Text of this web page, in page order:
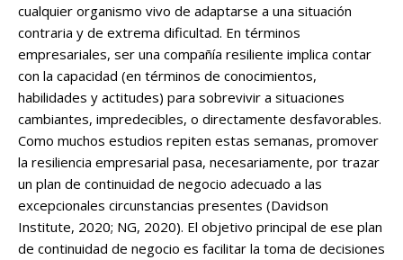
cualquier organismo vivo de adaptarse a una situación
contraria y de extrema dificultad. En términos
empresariales, ser una compañía resiliente implica contar
con la capacidad (en términos de conocimientos,
habilidades y actitudes) para sobrevivir a situaciones
cambiantes, impredecibles, o directamente desfavorables.
Como muchos estudios repiten estas semanas, promover
la resiliencia empresarial pasa, necesariamente, por trazar
un plan de continuidad de negocio adecuado a las
excepcionales circunstancias presentes (Davidson
Institute, 2020; NG, 2020). El objetivo principal de ese plan
de continuidad de negocio es facilitar la toma de decisiones